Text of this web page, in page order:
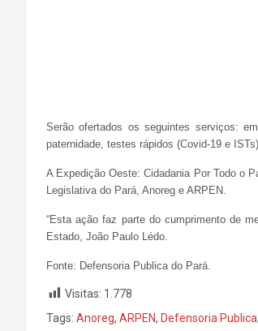
Serão ofertados os seguintes serviços:
paternidade, testes rápidos (Covid-19 e
A Expedição Oeste: Cidadania Por Todo o
Legislativa do Pará, Anoreg e ARPEN.
“Esta ação faz parte do cumprimento de
Estado, João Paulo Lédo.
Fonte: Defensoria Publica do Pará.
Visitas: 1.778
Tags: Anoreg, ARPEN, Defensoria Publica,